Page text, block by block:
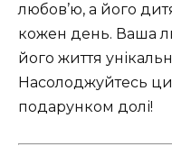
любов’ю, а його
кожен день. Ваша
його життя
Насолоджуйтесь
подарунком долі!